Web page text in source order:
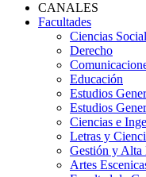
CANALES
Facultades
Ciencias
Derecho
Educación
Estudios
Estudios
Ciencias e
Letras y
Gestión y Alta
Artes